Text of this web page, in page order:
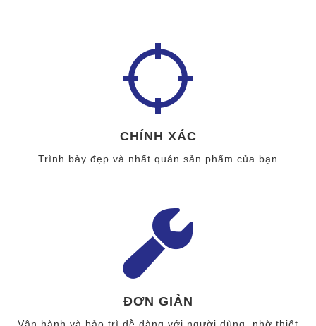
CHÍNH XÁC
Trình bày đẹp và nhất quán sản phẩm của bạn
ĐƠN GIẢN
Vận hành và bảo trì dễ dàng với người dùng, nhờ thiết